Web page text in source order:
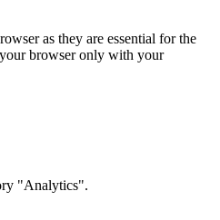
as they are essential for the
browser only with your
"Analytics".